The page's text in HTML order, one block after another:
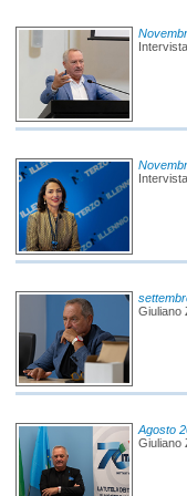
Giuliano
Agosto
Giuliano